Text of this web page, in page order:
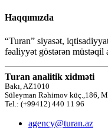
Haqqımızda
“Turan” siyasət,
fəaliyyət göstərən müstəqil
Turan analitik xidməti
Bakı, AZ1010
Süleyman Rəhimov küç.,186,
Tel.: (+99412) 440 11 96
agency@turan.az